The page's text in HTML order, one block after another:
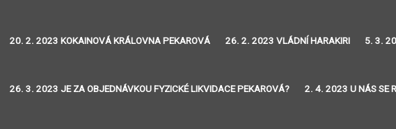
20. 2. 2023 KOKAINOVÁ KRÁLOVNA PEKAROVÁ 26. 2. 2023 VLÁDNÍ HARAKIRI 5. 3.
26. 3. 2023 JE ZA OBJEDNÁVKOU FYZICKÉ LIKVIDACE PEKAROVÁ? 2. 4. 2023 U NÁS SE